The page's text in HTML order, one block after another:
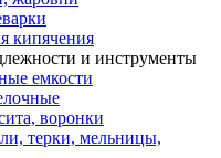
кипячения
и инструменты
емкости
воронки
терки, мельницы,